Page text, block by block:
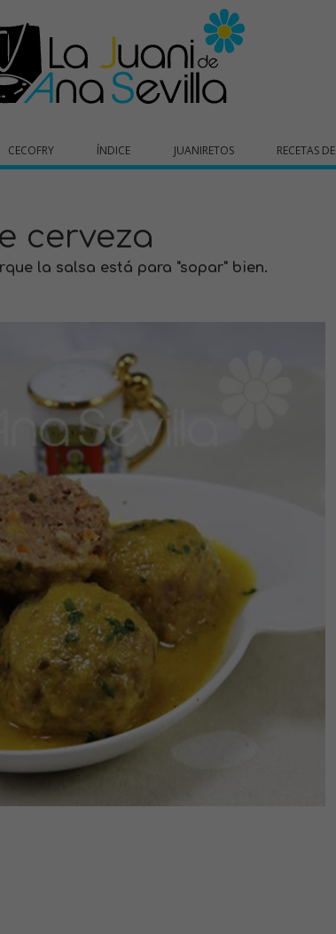
CECOFRY ÍNDICE JUANIRETOS RECETAS DE
cerveza
la salsa está para "sopar" bien.